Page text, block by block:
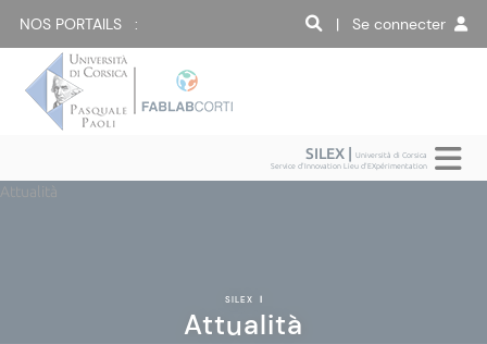
NOS PORTAILS : | Se connecter
SILEX |Università di Corsica
Service d'Innovation Lieu d'EXpérimentation
Attualità
SILEX |
Attualità